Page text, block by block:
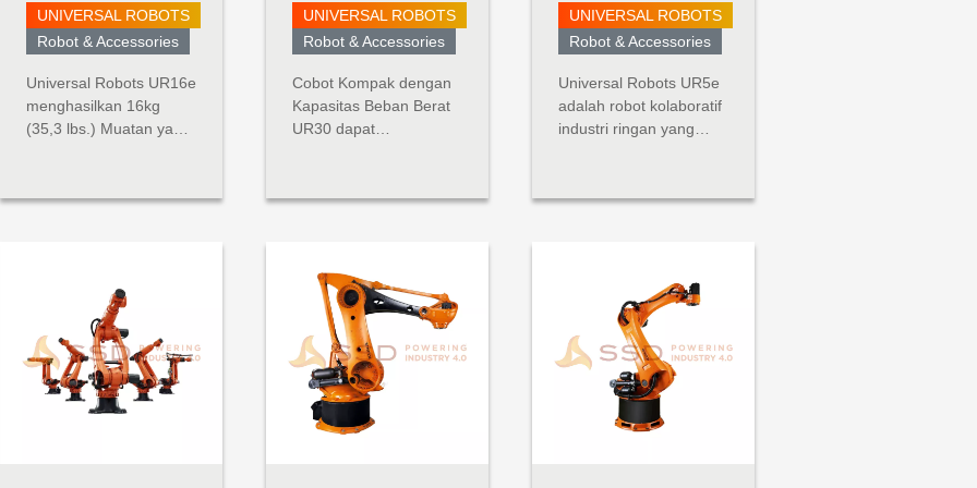
UNIVERSAL ROBOTS
Robot & Accessories
Universal Robots UR16e
menghasilkan 16kg
(35,3 lbs.) Muatan yang
ideal untuk digunakan
dan aplikasi penggerak
sekrup dan mur. Robot
pembangkit tenaga...
UNIVERSAL ROBOTS
Robot & Accessories
Cobot Kompak dengan
Kapasitas Beban Berat
UR30 dapat
mempertahankan
angkat 30 kg dan
jangkauan 1300 mm,
robot ini dapat
menangani mesin yang
lebih besar,
mempaletka...
UNIVERSAL ROBOTS
Robot & Accessories
Universal Robots UR5e
adalah robot kolaboratif
industri ringan yang
(hingga 5 kg). Robot
fleksibilitas dan
kemampuan
beradaptasi. UR5e
dirancang untuk
integrasi tanpa bat...